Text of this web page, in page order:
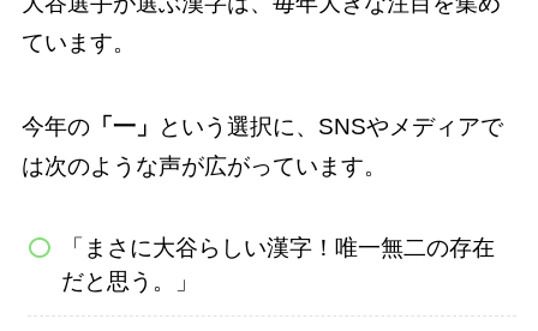
ています。
今年の「一」
という選択に、SNSやメディアで
は次のような声が広がっています。
「まさに大谷らしい漢字！唯一無二の存在
だと思う。」